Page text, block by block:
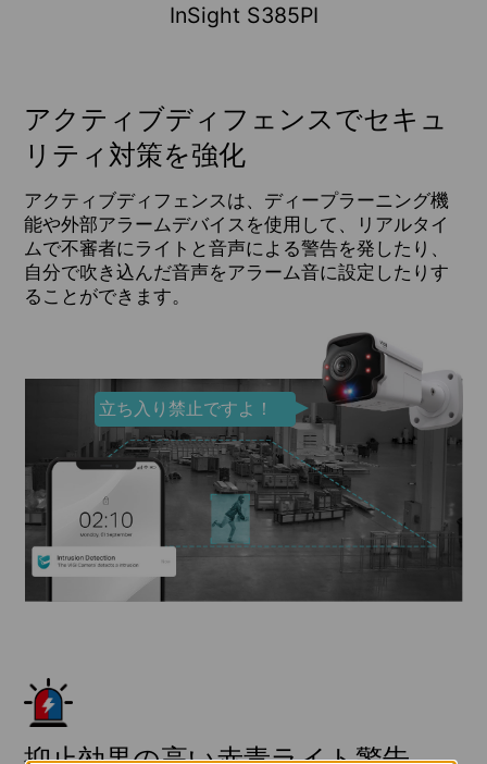
InSight S385PI
アクティブディフェンスでセキュ
リティ対策を強化
アクティブディフェンスは、ディープラーニング機
能や外部アラームデバイスを使用して、リアルタイ
ムで不審者にライトと音声による警告を発したり、
自分で吹き込んだ音声をアラーム音に設定したりす
ることができます。
立ち入り禁止ですよ！